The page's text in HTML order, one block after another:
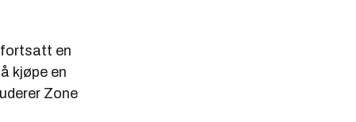
fortsatt en
kjøpe en
Zone